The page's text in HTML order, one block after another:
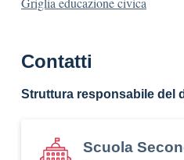
Contatti
Struttura responsabile del
Scuola